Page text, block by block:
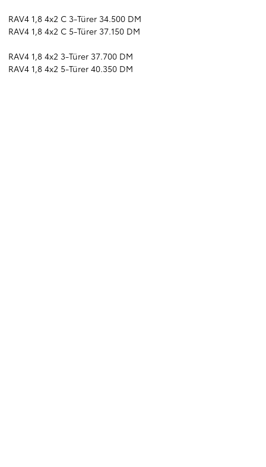
RAV4 1,8 4x2 C 3-Türer 34.500 DM
RAV4 1,8 4x2 C 5-Türer 37.150 DM
RAV4 1,8 4x2 3-Türer 37.700 DM
RAV4 1,8 4x2 5-Türer 40.350 DM